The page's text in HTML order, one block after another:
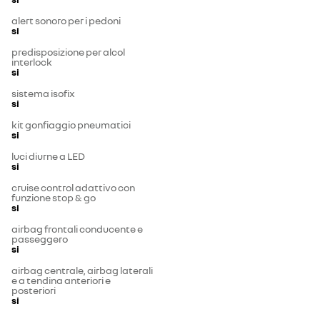
alert sonoro per i pedoni
si
predisposizione per alcol
interlock
si
sistema isofix
si
kit gonfiaggio pneumatici
si
luci diurne a LED
si
cruise control adattivo con
funzione stop & go
si
airbag frontali conducente e
passeggero
si
airbag centrale, airbag laterali
e a tendina anteriori e
posteriori
si